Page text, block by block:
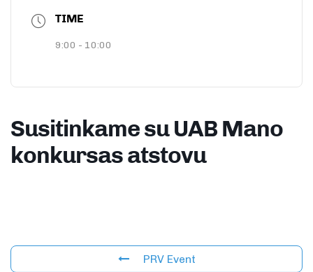
TIME
9:00 - 10:00
Susitinkame su UAB Mano
konkursas atstovu
PRV Event